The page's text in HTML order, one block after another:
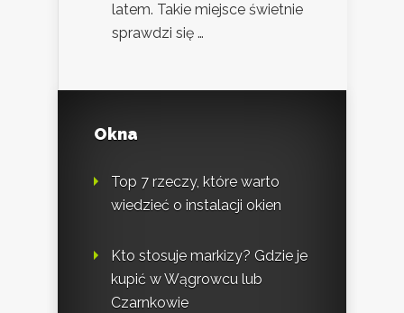
latem. Takie miejsce świetnie
sprawdzi się …
Okna
Top 7 rzeczy, które warto
wiedzieć o instalacji okien
Kto stosuje markizy? Gdzie je
kupić w Wągrowcu lub
Czarnkowie